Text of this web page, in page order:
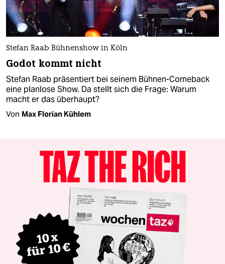
Stefan Raab Bühnenshow in Köln
Godot kommt nicht
Stefan Raab präsentiert bei seinem Bühnen-Comeback
eine planlose Show. Da stellt sich die Frage: Warum
macht er das überhaupt?
Von Max Florian Kühlem​